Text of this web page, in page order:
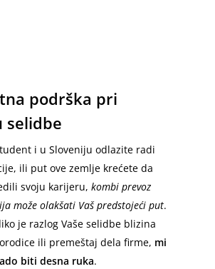
podrška pri
selidbe
i u Sloveniju odlazite radi
ili put ove zemlje krećete da
svoju karijeru, kombi prevoz
može olakšati Vaš predstojeći put.
je razlog Vaše selidbe blizina
ili premeštaj dela firme, mi
biti desna ruka.